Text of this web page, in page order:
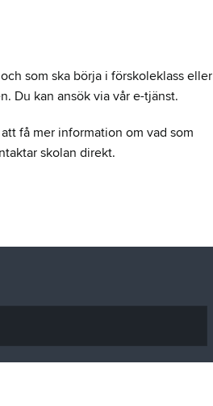
som ska börja i förskoleklass eller
Du kan ansök via vår e-tjänst.
få mer information om vad som
skolan direkt.